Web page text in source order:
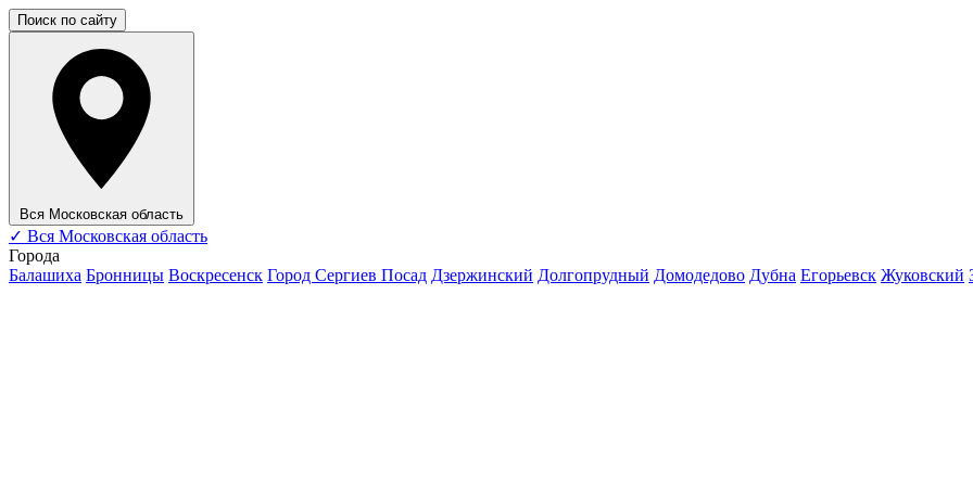
Поиск по сайту
Вся Московская область
✓ Вся Московская область
Города
Балашиха Бронницы Воскресенск Город Сергиев Посад Дзержинский Долгопрудный Домодедово Дубна Егорьевск Жуковский